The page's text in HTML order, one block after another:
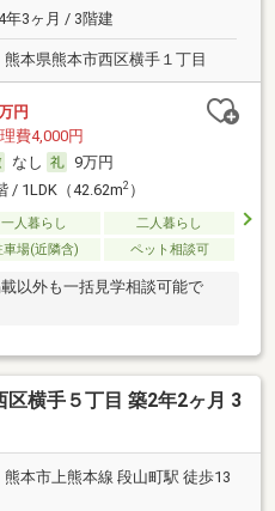
年3ヶ月 / 3階建
熊本県熊本市西区横手１丁目
円
費4,000円
なし
9万円
/ 1LDK（42.62m2）
一人暮らし
二人暮らし
車場(近隣含) ペット相談可
以外も一括見学相談可能で
区横手５丁目 築2年2ヶ月 3
熊本市上熊本線 段山町駅 徒歩13